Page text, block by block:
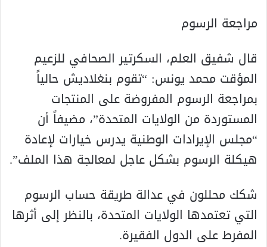
مراجعة الرسوم
قال شفيق العلم، السكرتير الصحافي للزعيم
المؤقت محمد يونس: “تقوم بنغلاديش حالياً
بمراجعة الرسوم المفروضة على المنتجات
المستوردة من الولايات المتحدة”، مضيفاً أن
“مجلس الإيرادات الوطنية يدرس خيارات لإعادة
هيكلة الرسوم بشكل عاجل لمعالجة هذا الملف”.
شكك محللون في عدالة طريقة حساب الرسوم
التي تعتمدها الولايات المتحدة، بالنظر إلى أثرها
المفرط على الدول الفقيرة.